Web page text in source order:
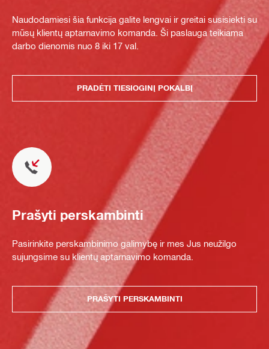
Naudodamiesi šia funkcija galite lengvai ir greitai susisiekti su
mūsų klientų aptarnavimo komanda. Ši paslauga teikiama
darbo dienomis nuo 8 iki 17 val.
PRADĖTI TIESIOGINĮ POKALBĮ
Prašyti perskambinti
Pasirinkite perskambinimo galimybę ir mes Jus neužilgo
sujungsime su klientų aptarnavimo komanda.
PRAŠYTI PERSKAMBINTI